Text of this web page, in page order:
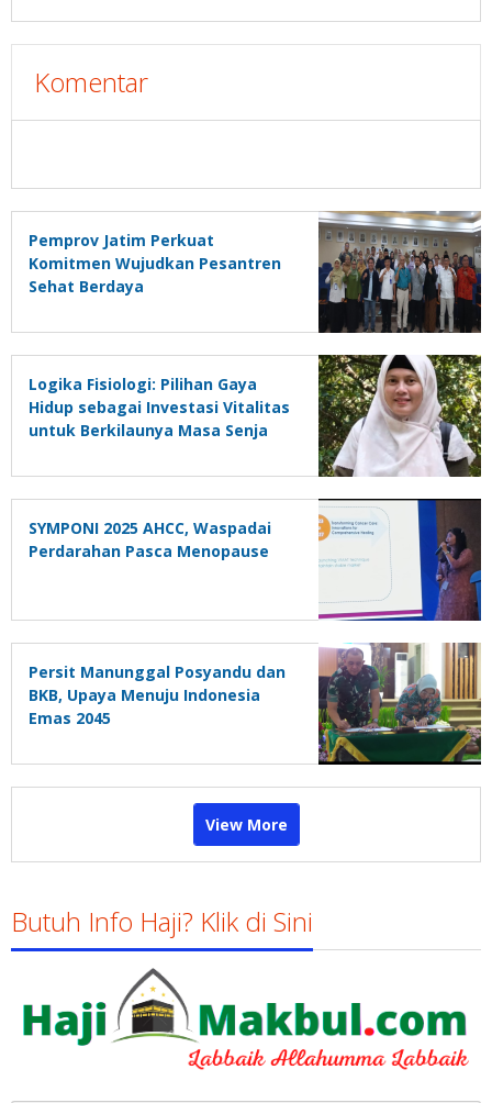
Komentar
Pemprov Jatim Perkuat
Komitmen Wujudkan Pesantren
Sehat Berdaya
Logika Fisiologi: Pilihan Gaya
Hidup sebagai Investasi Vitalitas
untuk Berkilaunya Masa Senja
SYMPONI 2025 AHCC, Waspadai
Perdarahan Pasca Menopause
Persit Manunggal Posyandu dan
BKB, Upaya Menuju Indonesia
Emas 2045
View More
Butuh Info Haji? Klik di Sini